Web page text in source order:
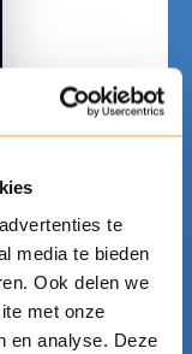
te
media te bieden
Ook delen we
met onze
en analyse. Deze